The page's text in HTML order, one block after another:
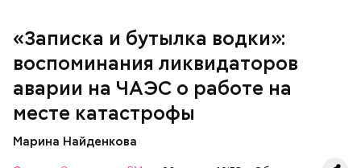
«Записка и бутылка водки»:
воспоминания ликвидаторов
аварии на ЧАЭС о работе на
месте катастрофы
Марина Найденкова
транспорт. Привезли в полк. Построились. Сказали,
что произошло. Создали мобильный отряд. Через
несколько часов мы направились в сторону
Чернобыля, — вспоминает Макеев.